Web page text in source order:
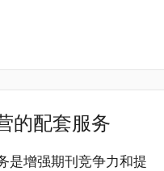
的配套服务
是增强期刊竞争力和提